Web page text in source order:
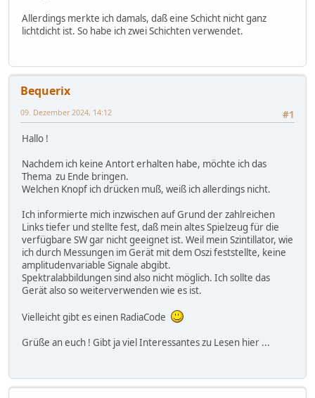
Allerdings merkte ich damals, daß eine Schicht nicht ganz
lichtdicht ist. So habe ich zwei Schichten verwendet.
Bequerix
#1
09. Dezember 2024, 14:12
Hallo !
Nachdem ich keine Antort erhalten habe, möchte ich das
Thema zu Ende bringen.
Welchen Knopf ich drücken muß, weiß ich allerdings nicht.
Ich informierte mich inzwischen auf Grund der zahlreichen
Links tiefer und stellte fest, daß mein altes Spielzeug für die
verfügbare SW gar nicht geeignet ist. Weil mein Szintillator, wie
ich durch Messungen im Gerät mit dem Oszi feststellte, keine
amplitudenvariable Signale abgibt.
Spektralabbildungen sind also nicht möglich. Ich sollte das
Gerät also so weiterverwenden wie es ist.
Vielleicht gibt es einen RadiaCode
Grüße an euch ! Gibt ja viel Interessantes zu Lesen hier ...